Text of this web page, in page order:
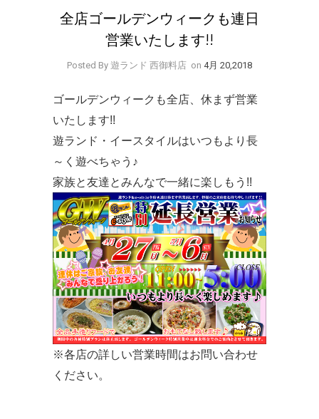
全店ゴールデンウィークも連日
営業いたします!!
Posted By 遊ランド 西御料店 on 4月 20,2018
ゴールデンウィークも全店、休まず営業
いたします!!
遊ランド・イースタイルはいつもより長
～く遊べちゃう♪
家族と友達とみんなで一緒に楽しもう!!
※各店の詳しい営業時間はお問い合わせ
ください。